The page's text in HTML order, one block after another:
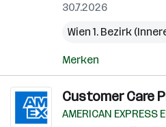
30.7.2026
Wien 1. Bezirk
Merken
Customer Care
AMERICAN